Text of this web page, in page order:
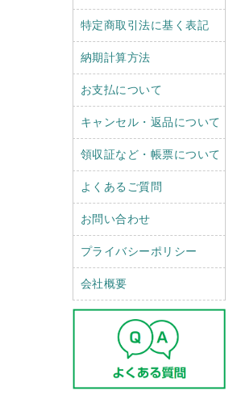
特定商取引法に基く表記
納期計算方法
お支払について
キャンセル・返品について
領収証など・帳票について
よくあるご質問
お問い合わせ
プライバシーポリシー
会社概要